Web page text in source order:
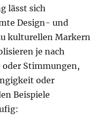
lässt sich
Design- und
kulturellen Markern
je nach
oder Stimmungen,
oder
Beispiele